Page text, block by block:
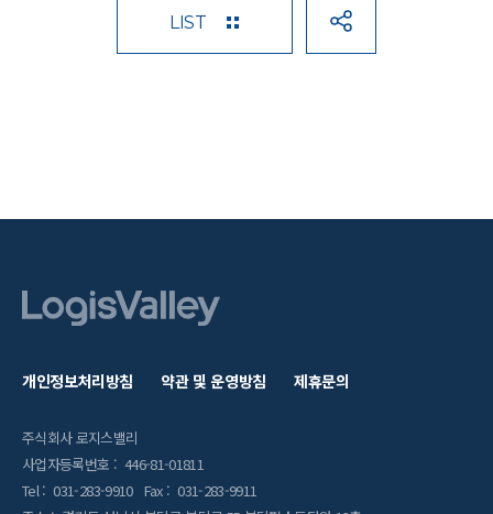
LIST
개인정보처리방침 약관 및 운영방침 제휴문의
주식회사 로지스밸리
사업자등록번호 : 446-81-01811
Tel : 031-283-9910 Fax : 031-283-9911